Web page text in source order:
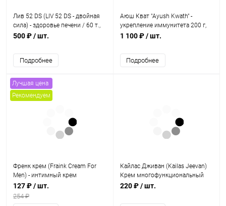
Лив 52 DS (LIV 52 DS - двойная
сила) - здоровье печени / 60 т.,
Himalaya
500 ₽/ шт.
Подробнее
Аюш Кват "Ayush Kwath" -
укрепление иммунитета 200 г,
Capro Labs
1 100 ₽/ шт.
Подробнее
Лучшая цена
Рекомендуем
Френк крем (Fraink Cream For
Men) - интимный крем
пролонгатор для мужчин / 4 г,
Fraink Formulations
127 ₽/ шт.
254 ₽
Кайлас Дживан (Kailas Jeevan)
Крем многофункциональный
аюрведический / 20 г, Ayurved
220 ₽/ шт.